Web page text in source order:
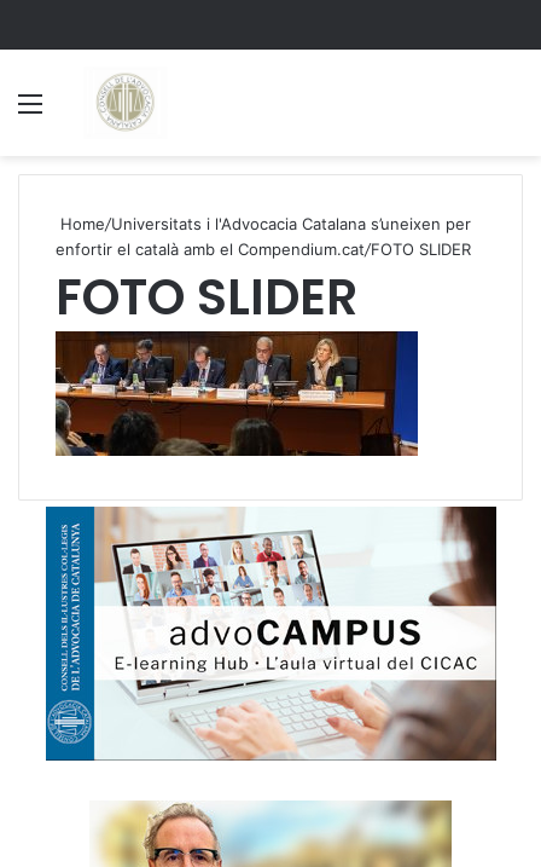
Home/Universitats i l'Advocacia Catalana s’uneixen per
enfortir el català amb el Compendium.cat/FOTO SLIDER
FOTO SLIDER